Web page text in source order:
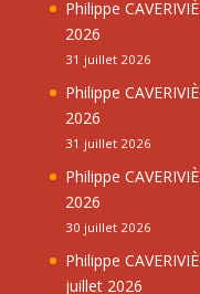
Philippe
2026
31 juillet 2026
Philippe
2026
31 juillet 2026
Philippe
2026
30 juillet 2026
Philippe
juillet 2026